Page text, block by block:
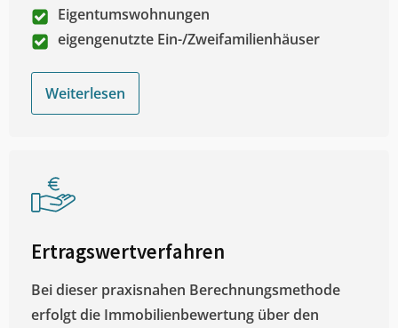
Eigentumswohnungen
eigengenutzte Ein-/Zweifamilienhäuser
Weiterlesen
Ertragswertverfahren
Bei dieser praxisnahen Berechnungsmethode
erfolgt die Immobilienbewertung über den